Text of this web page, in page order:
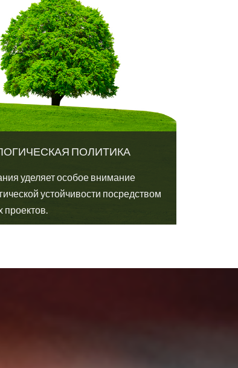
ПОЛИТИКА
уделяет особое внимание
устойчивости посредством
проектов.